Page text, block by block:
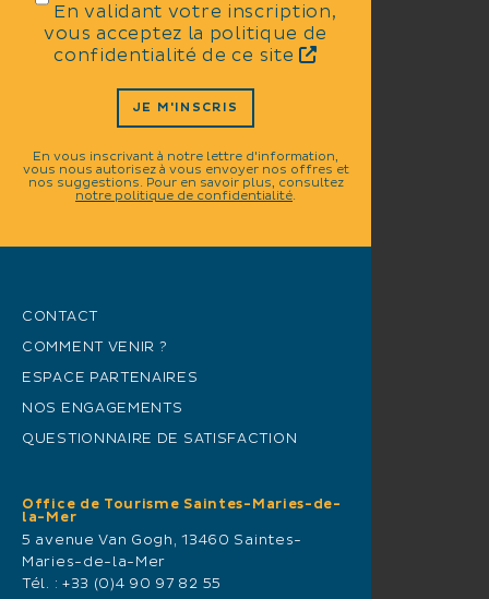
En validant votre inscription,
vous acceptez la politique de
confidentialité de ce site
JE M'INSCRIS
En vous inscrivant à notre lettre d'information,
vous nous autorisez à vous envoyer nos offres et
nos suggestions. Pour en savoir plus, consultez
notre politique de confidentialité.
CONTACT
COMMENT VENIR ?
ESPACE PARTENAIRES
NOS ENGAGEMENTS
QUESTIONNAIRE DE SATISFACTION
Office de Tourisme Saintes-Maries-de-
la-Mer
5 avenue Van Gogh, 13460 Saintes-
Maries-de-la-Mer
Tél. : +33 (0)4 90 97 82 55